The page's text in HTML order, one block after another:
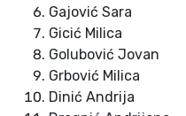
Gajović Sara
Gicić Milica
Golubović Jovan
Grbović Milica
Dinić Andrija